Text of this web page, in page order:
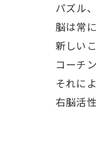
パズル
脳は常
新しい
コーチ
それに
右脳活